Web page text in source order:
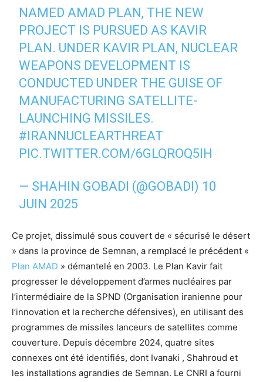
NAMED AMAD PLAN, THE NEW
PROJECT IS PURSUED AS KAVIR
PLAN. UNDER KAVIR PLAN, NUCLEAR
WEAPONS DEVELOPMENT IS
CONDUCTED UNDER THE GUISE OF
MANUFACTURING SATELLITE-
LAUNCHING MISSILES.
#IRANNUCLEARTHREAT
PIC.TWITTER.COM/6GLQROQ5IH
— SHAHIN GOBADI (@GOBADI) 10
JUIN 2025
Ce projet, dissimulé sous couvert de « sécurisé le désert
» dans la province de Semnan, a remplacé le précédent «
Plan AMAD » démantelé en 2003. Le Plan Kavir fait
progresser le développement d’armes nucléaires par
l’intermédiaire de la SPND (Organisation iranienne pour
l’innovation et la recherche défensives), en utilisant des
programmes de missiles lanceurs de satellites comme
couverture. Depuis décembre 2024, quatre sites
connexes ont été identifiés, dont Ivanaki , Shahroud et
les installations agrandies de Semnan. Le CNRI a fourni